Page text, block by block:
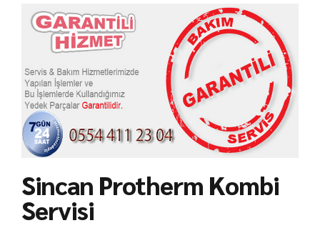
Sincan Protherm Kombi
Servisi